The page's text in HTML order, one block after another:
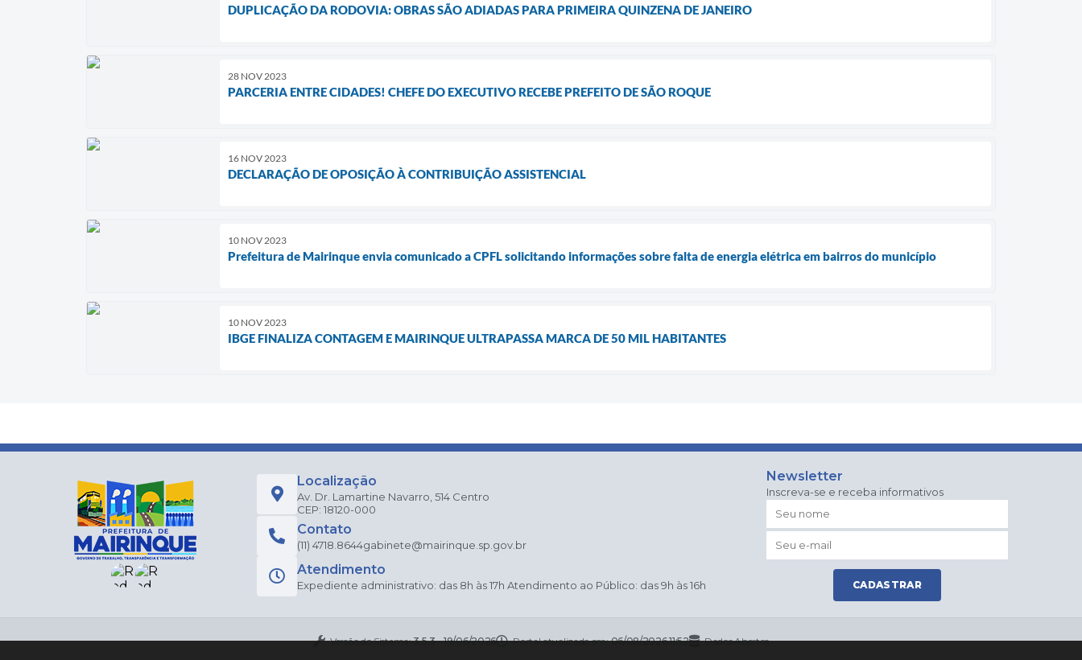
DUPLICAÇÃO DA RODOVIA: OBRAS SÃO ADIADAS PARA PRIMEIRA QUINZENA DE JANEIRO
28 NOV 2023
PARCERIA ENTRE CIDADES! CHEFE DO EXECUTIVO RECEBE PREFEITO DE SÃO ROQUE
16 NOV 2023
DECLARAÇÃO DE OPOSIÇÃO À CONTRIBUIÇÃO ASSISTENCIAL
10 NOV 2023
Prefeitura de Mairinque envia comunicado a CPFL solicitando informações sobre falta de energia elétrica em bairros do município
10 NOV 2023
IBGE FINALIZA CONTAGEM E MAIRINQUE ULTRAPASSA MARCA DE 50 MIL HABITANTES
Localização
Av. Dr. Lamartine Navarro, 514 Centro
CEP: 18120-000
Contato
(11) 4718.8644gabinete@mairinque.sp.gov.br
Atendimento
Expediente administrativo: das 8h às 17h Atendimento ao Público: das 9h às 16h
Newsletter
Inscreva-se e receba informativos
CADASTRAR
Versão do Sistema:3.5.3 - 19/06/2026 Portal atualizado em:06/08/2026 11:52 Dados Abertos